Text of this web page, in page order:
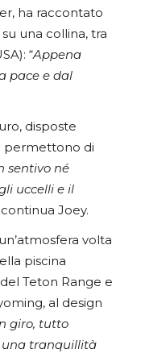
ha raccontato
una collina, tra
“Appena
pace e dal
disposte
permettono di
sentivo né
uccelli e il
continua Joey.
volta
piscina
Teton Range e
al design
giro, tutto
una tranquillità